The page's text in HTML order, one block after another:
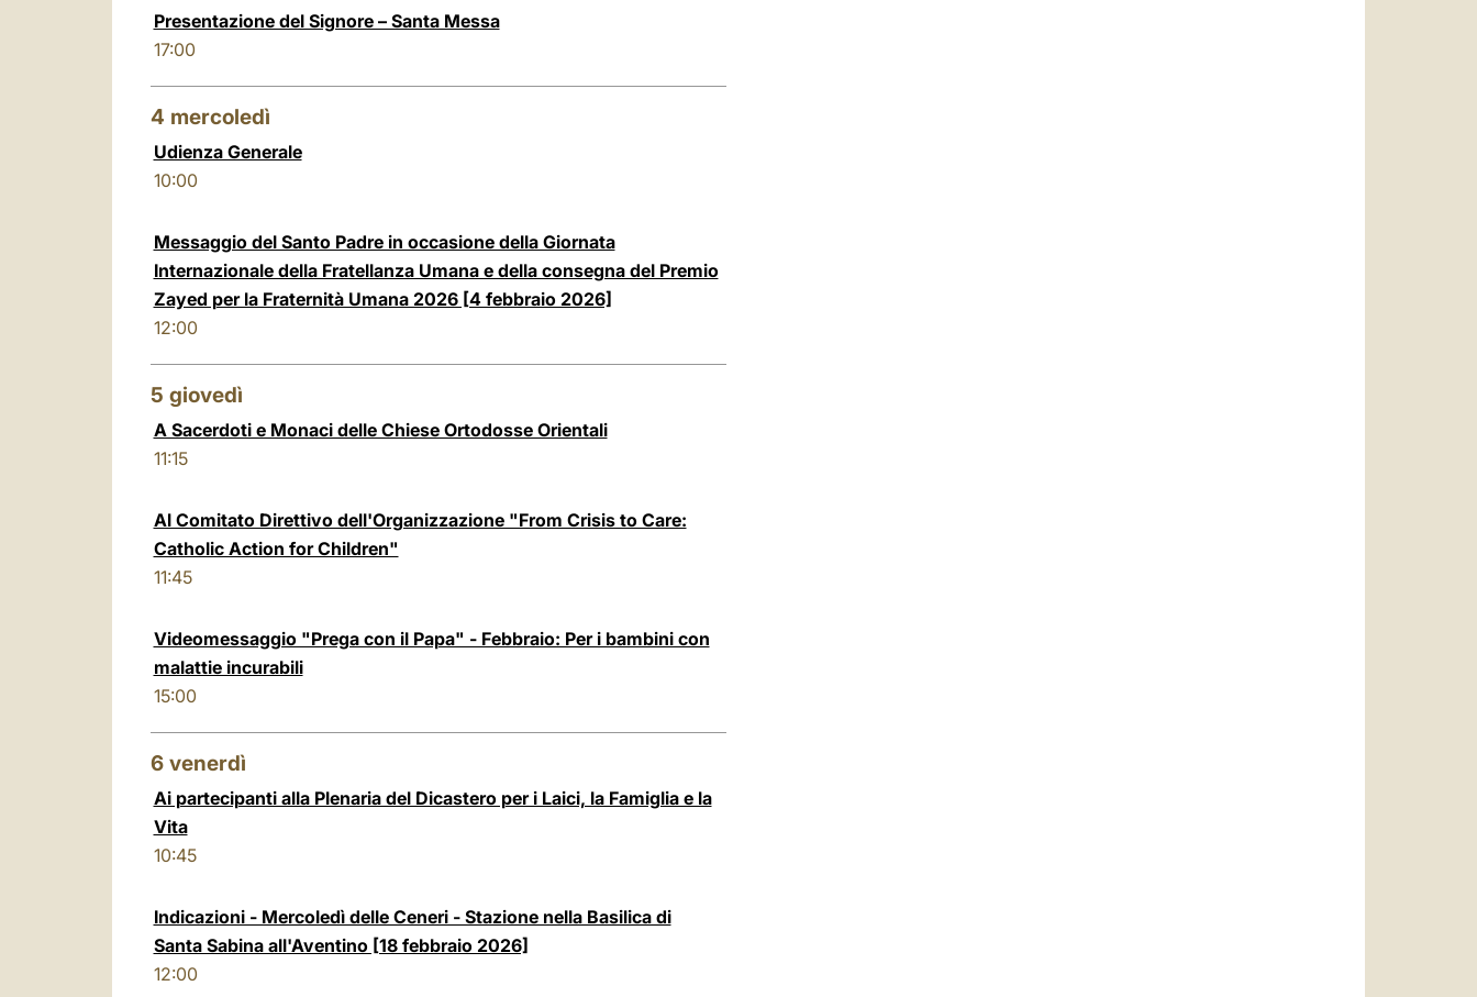
Presentazione del Signore – Santa Messa
17:00
4 mercoledì
Udienza Generale
10:00
Messaggio del Santo Padre in occasione della Giornata
Internazionale della Fratellanza Umana e della consegna del Premio
Zayed per la Fraternità Umana 2026 [4 febbraio 2026]
12:00
5 giovedì
A Sacerdoti e Monaci delle Chiese Ortodosse Orientali
11:15
Al Comitato Direttivo dell'Organizzazione "From Crisis to Care:
Catholic Action for Children"
11:45
Videomessaggio "Prega con il Papa" - Febbraio: Per i bambini con
malattie incurabili
15:00
6 venerdì
Ai partecipanti alla Plenaria del Dicastero per i Laici, la Famiglia e la
Vita
10:45
Indicazioni - Mercoledì delle Ceneri - Stazione nella Basilica di
Santa Sabina all'Aventino [18 febbraio 2026]
12:00